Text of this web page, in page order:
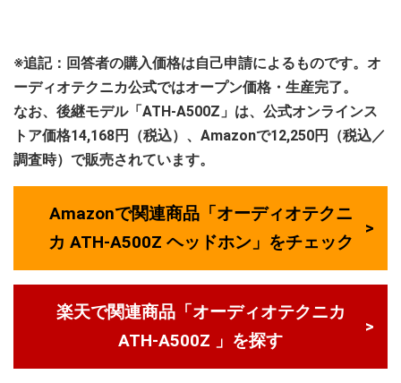
※追記：回答者の購入価格は自己申請によるものです。オ
ーディオテクニカ公式ではオープン価格・生産完了。
なお、後継モデル「ATH-A500Z」は、公式オンラインス
トア価格14,168円（税込）、Amazonで12,250円（税込／
調査時）で販売されています。
Amazonで関連商品「オーディオテクニ
カ ATH-A500Z ヘッドホン」をチェック
楽天で関連商品「オーディオテクニカ
ATH-A500Z 」を探す